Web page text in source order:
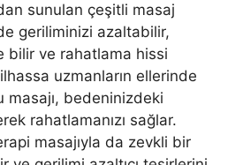
sunulan çeşitli masaj
geriliminizi azaltabilir,
bilir ve rahatlama hissi
uzmanların ellerinde
masajı, bedeninizdeki
rahatlamanızı sağlar.
masajıyla da zevkli bir